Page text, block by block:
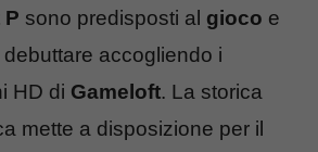
P sono predisposti al gioco e
accogliendo i
HD di Gameloft. La storica
mette a disposizione per il